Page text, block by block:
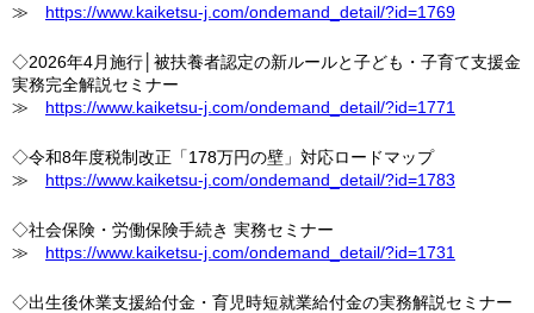
≫ https://www.kaiketsu-j.com/ondemand_detail/?id=1769
◇2026年4月施行│被扶養者認定の新ルールと子ども・子育て支援金
実務完全解説セミナー
≫ https://www.kaiketsu-j.com/ondemand_detail/?id=1771
◇令和8年度税制改正「178万円の壁」対応ロードマップ
≫ https://www.kaiketsu-j.com/ondemand_detail/?id=1783
◇社会保険・労働保険手続き 実務セミナー
≫ https://www.kaiketsu-j.com/ondemand_detail/?id=1731
◇出生後休業支援給付金・育児時短就業給付金の実務解説セミナー